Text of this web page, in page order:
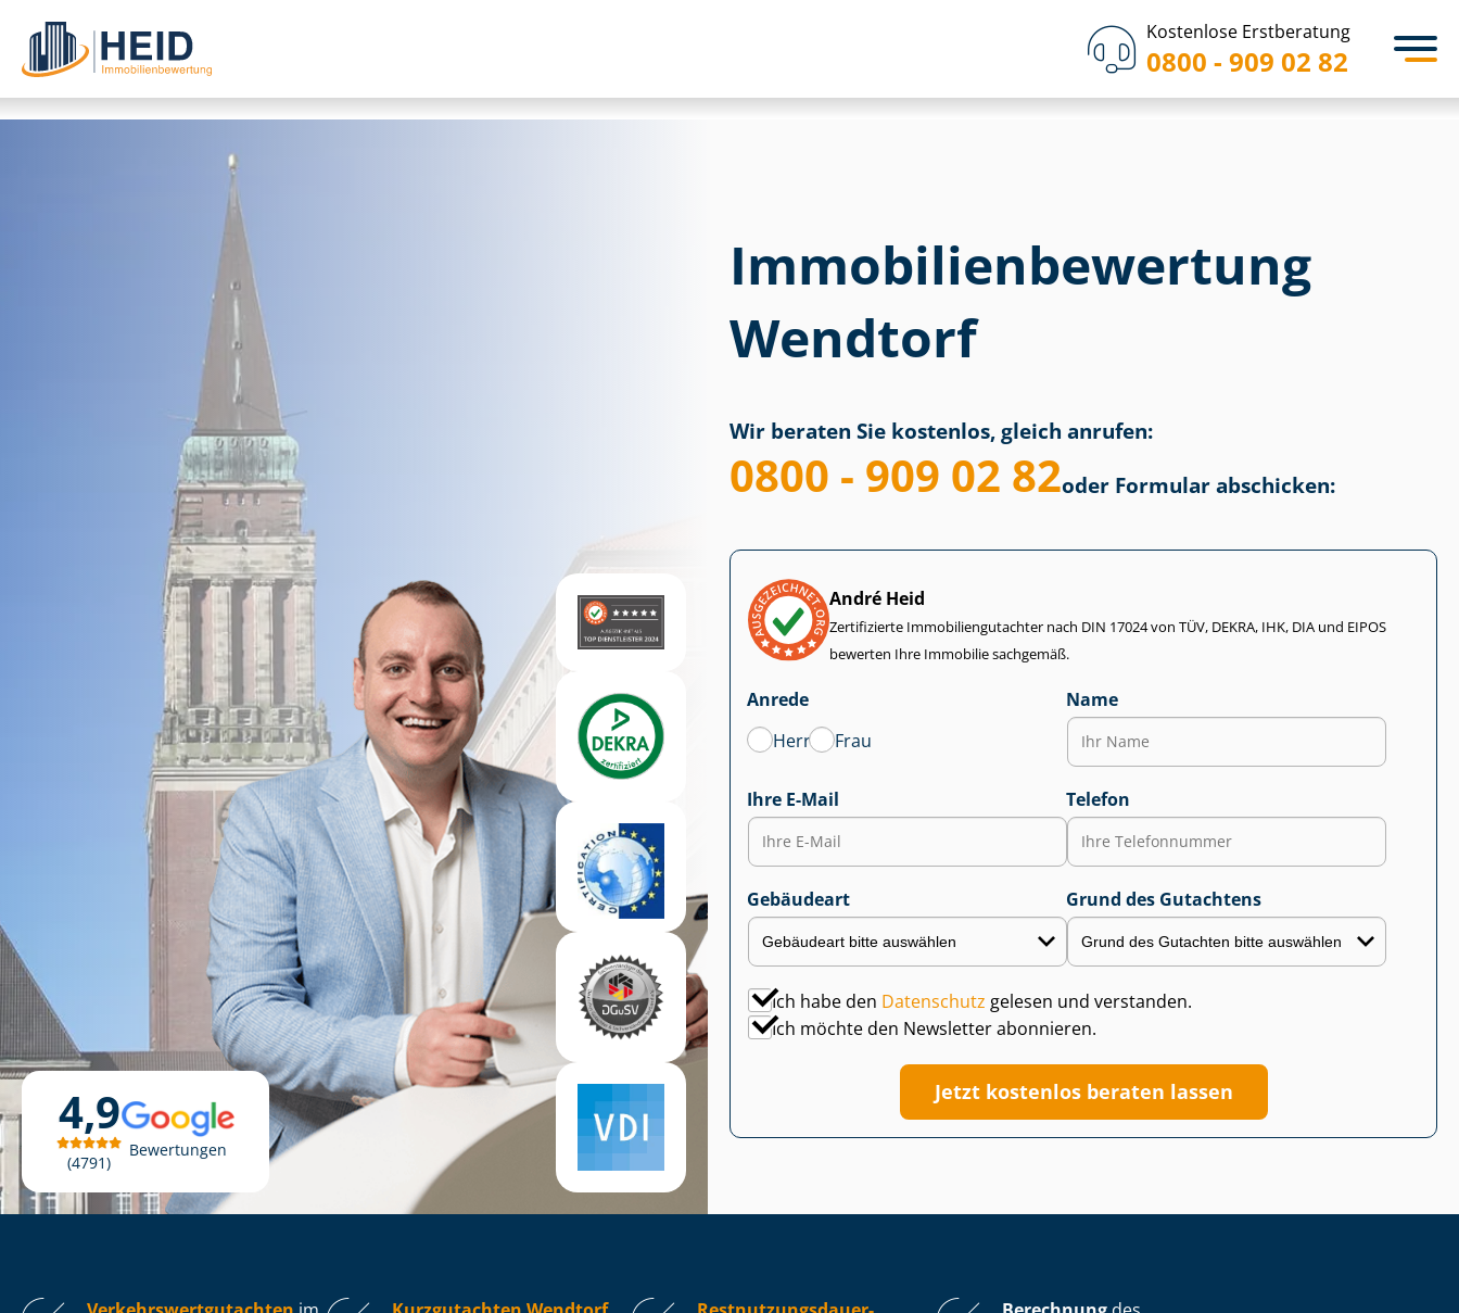
Kostenlose Erstberatung
0800 - 909 02 82
4,9
4791
Bewertungen
Immobilien­bewertung
Wendtorf
Wir beraten Sie kostenlos, gleich anrufen:
0800 - 909 02 82oder Formular abschicken:
André Heid
Zertifizierte Im­mo­bi­li­en­gut­ach­ter nach DIN 17024 von TÜV, DEKRA, IHK, DIA und EIPOS
bewerten Ihre Immobilie sachgemäß.
Anrede
Herr
Frau
Name
Ihre E-Mail Telefon
Gebäudeart Grund des Gutachtens
Ich habe den Datenschutz gelesen und verstanden.
Ich möchte den Newsletter abonnieren.
Jetzt kostenlos beraten lassen